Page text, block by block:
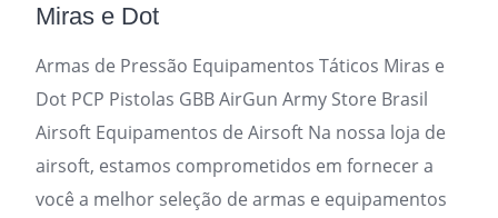
Miras e Dot
Armas de Pressão Equipamentos Táticos Miras e
Dot PCP Pistolas GBB AirGun Army Store Brasil
Airsoft Equipamentos de Airsoft Na nossa loja de
airsoft, estamos comprometidos em fornecer a
você a melhor seleção de armas e equipamentos